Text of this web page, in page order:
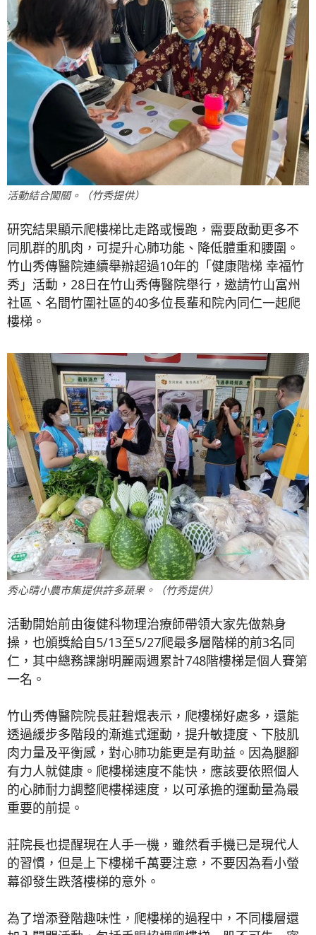
活動結合闖關。（竹秀提供）
研究結果顯示爬樓梯比走路或慢跑，需要啟動更多不
同肌群的肌肉，可提升心肺功能、降低體重和腰圍。
竹山秀傳醫院連續舉辦超過10年的「健康階梯 幸福竹
秀」活動，28日在竹山秀傳醫院舉行，邀請竹山富州
社區、名間竹圍社區的40多位長輩和院內同仁一起爬
樓梯。
秀心晴小農市集提供許多蔬果。（竹秀提供）
活動開始前由復健科物理治療師帶領大家先做熱身
操，也頒獎給自5/13至5/27爬最多層階梯的前3名同
仁，其中總務課謝明麗兩週累計748階樓梯是個人賽第
一名。
竹山秀傳醫院院長莊碧焜表示，爬樓梯好處多，還能
透過緩步多階段的漸進式運動，提升敏捷度、下肢肌
肉力量及平衡感，對心肺功能更是有助益。因為腿腳
有力人就健康。爬樓梯速度不能快，應該要依照個人
的心肺耐力調整爬樓梯速度，以可承擔的運動量為最
重要的前提。
莊院長也提醒現在人手一機，雖然看手機已是現代人
的習慣，但是上下樓梯千萬要注意，不要因為看小螢
幕卻發生跌落樓梯的意外。
為了增添登階趣味性，爬樓梯的過程中，不同樓層還